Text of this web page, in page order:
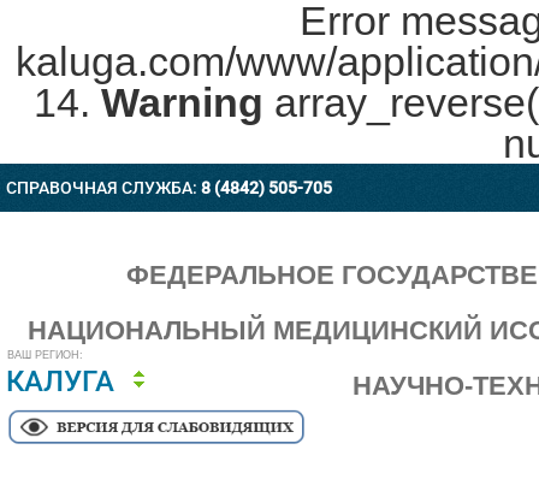
Error
kaluga.com/www/
14. Warning
СПРАВОЧНАЯ СЛУЖБА: 8 (4842) 505-705
ВАШ РЕГИОН:
КАЛУГА
ФЕДЕРАЛЬНОЕ
НАЦИОНАЛЬНЫЙ МЕДИЦИНСКИЙ
НАУЧНО-